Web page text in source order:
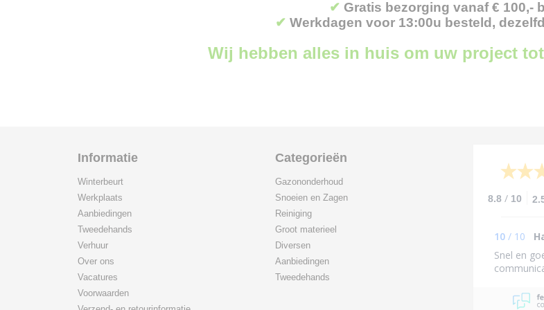
✔ Gratis bezorging vanaf € 100,-
✔ Werkdagen voor 13:00u besteld,
Wij hebben alles in huis om uw project
Informatie
Winterbeurt
Werkplaats
Aanbiedingen
Tweedehands
Verhuur
Over ons
Vacatures
Voorwaarden
Categorieën
Gazononderhoud
Snoeien en Zagen
Reiniging
Groot materieel
Diversen
Aanbiedingen
Tweedehands
8.8 / 10
10 / 10
Snel en